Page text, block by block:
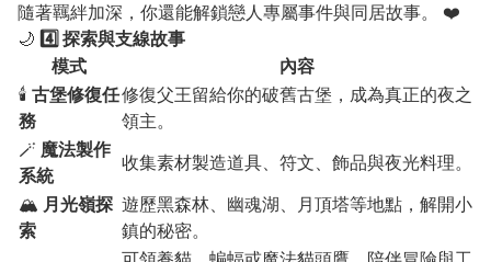
隨著羈絆加深，你還能解鎖戀人專屬事件與同居故事。 ❤️
🌙 4️⃣ 探索與支線故事
模式
內容
🕯️ 古堡修復任
務
修復父王留給你的破舊古堡，成為真正的夜之
領主。
🪄 魔法製作
系統
收集素材製造道具、符文、飾品與夜光料理。
🏔️ 月光嶺探
索
遊歷黑森林、幽魂湖、月頂塔等地點，解開小
鎮的秘密。